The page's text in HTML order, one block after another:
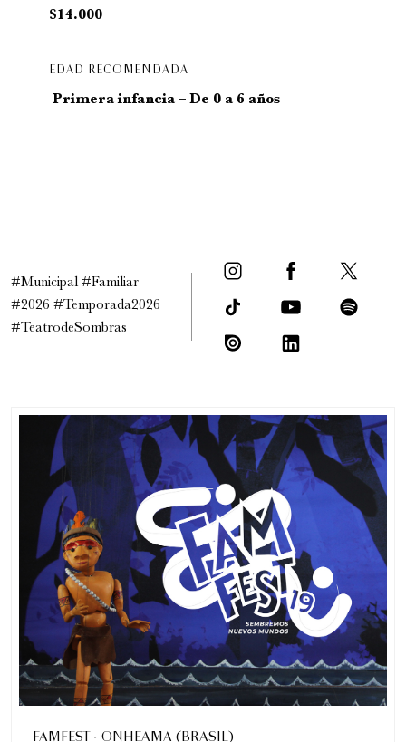
$14.000
EDAD RECOMENDADA
Primera infancia – De 0 a 6 años
#Municipal #Familiar
#2026 #Temporada2026
#TeatrodeSombras
FAMFEST - ONHEAMA (BRASIL)